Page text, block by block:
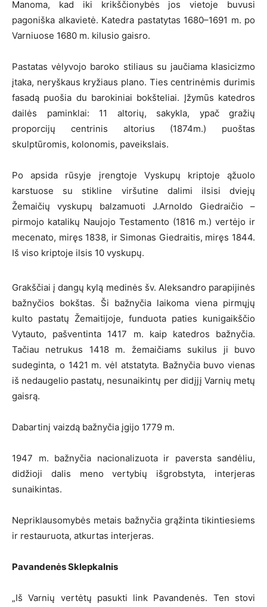
Manoma, kad iki krikščionybės jos vietoje buvusi
pagoniška alkavietė. Katedra pastatytas 1680–1691 m. po
Varniuose 1680 m. kilusio gaisro.
Pastatas vėlyvojo baroko stiliaus su jaučiama klasicizmo
įtaka, neryškaus kryžiaus plano. Ties centrinėmis durimis
fasadą puošia du barokiniai bokšteliai. Įžymūs katedros
dailės paminklai: 11 altorių, sakykla, ypač gražių
proporcijų centrinis altorius (1874m.) puoštas
skulptūromis, kolonomis, paveikslais.
Po apsida rūsyje įrengtoje Vyskupų kriptoje ąžuolo
karstuose su stikline viršutine dalimi ilsisi dviejų
Žemaičių vyskupų balzamuoti J.Arnoldo Giedraičio –
pirmojo katalikų Naujojo Testamento (1816 m.) vertėjo ir
mecenato, miręs 1838, ir Simonas Giedraitis, miręs 1844.
Iš viso kriptoje ilsis 10 vyskupų.
Grakščiai į dangų kylą medinės šv. Aleksandro parapijinės
bažnyčios bokštas. Ši bažnyčia laikoma viena pirmųjų
kulto pastatų Žemaitijoje, funduota paties kunigaikščio
Vytauto, pašventinta 1417 m. kaip katedros bažnyčia.
Tačiau netrukus 1418 m. žemaičiams sukilus ji buvo
sudeginta, o 1421 m. vėl atstatyta. Bažnyčia buvo vienas
iš nedaugelio pastatų, nesunaikintų per didįjį Varnių metų
gaisrą.
Dabartinį vaizdą bažnyčia įgijo 1779 m.
1947 m. bažnyčia nacionalizuota ir paversta sandėliu,
didžioji dalis meno vertybių išgrobstyta, interjeras
sunaikintas.
Nepriklausomybės metais bažnyčia grąžinta tikintiesiems
ir restauruota, atkurtas interjeras.
Pavandenės Sklepkalnis
„Iš Varnių vertėtų pasukti link Pavandenės. Ten stovi